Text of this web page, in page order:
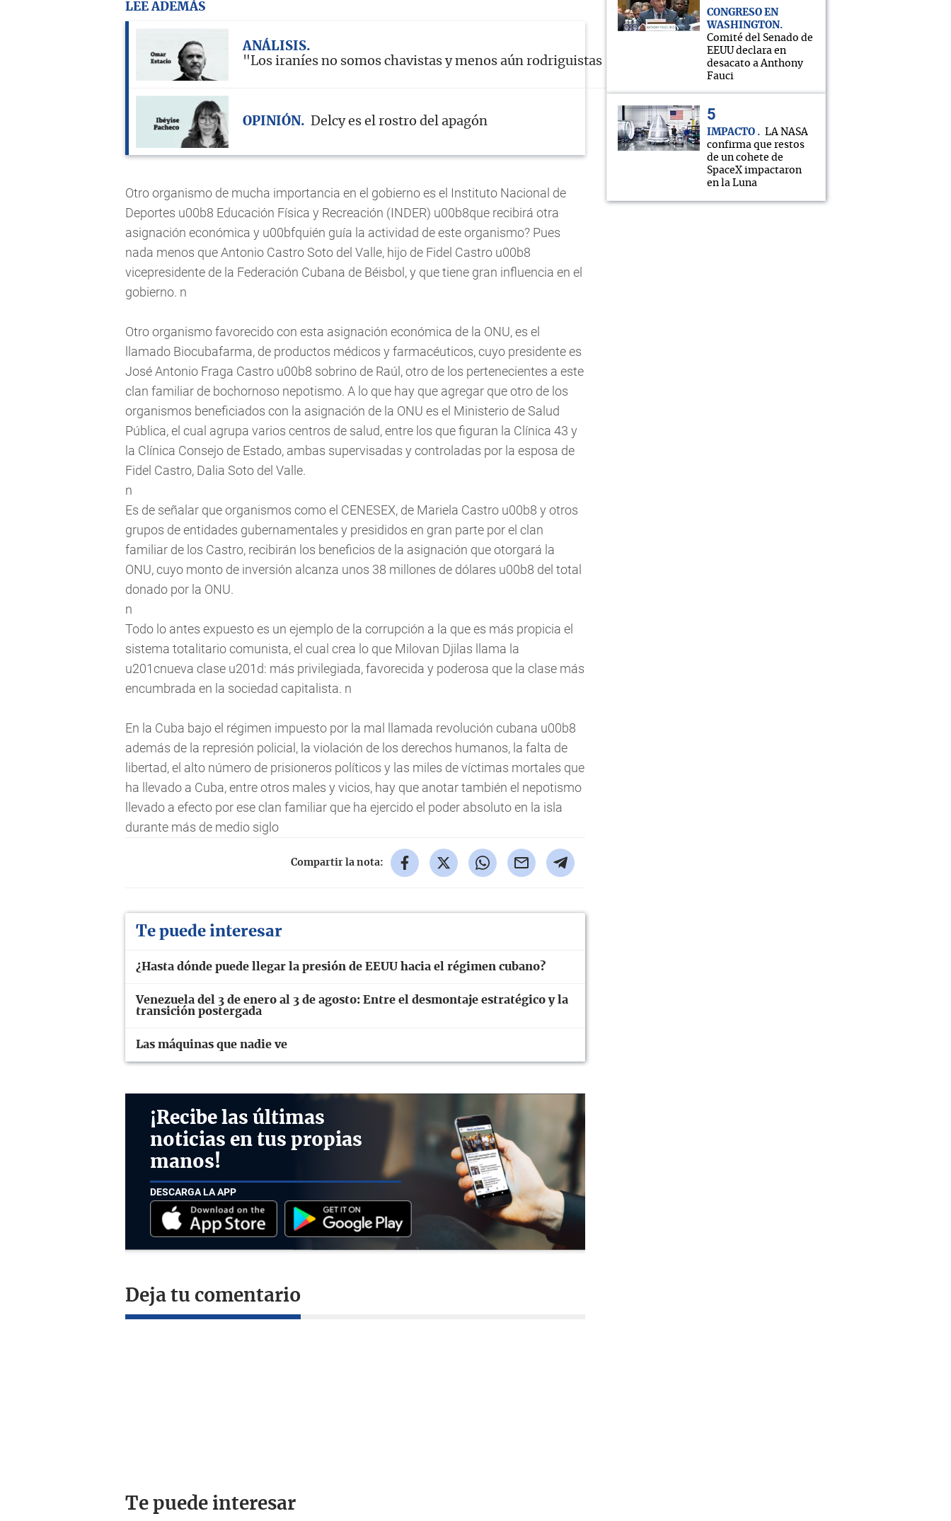
LEE ADEMÁS
ANÁLISIS
"Los iraníes no somos chavistas y menos aún rodriguistas ¡Que Alá nos proteja!"
OPINIÓN Delcy es el rostro del apagón
Otro organismo de mucha importancia en el gobierno es el Instituto Nacional de
Deportes u00b8 Educación Física y Recreación (INDER) u00b8que recibirá otra
asignación económica y u00bfquién guía la actividad de este organismo? Pues
nada menos que Antonio Castro Soto del Valle, hijo de Fidel Castro u00b8
vicepresidente de la Federación Cubana de Béisbol, y que tiene gran influencia en el
gobierno. n
Otro organismo favorecido con esta asignación económica de la ONU, es el
llamado Biocubafarma, de productos médicos y farmacéuticos, cuyo presidente es
José Antonio Fraga Castro u00b8 sobrino de Raúl, otro de los pertenecientes a este
clan familiar de bochornoso nepotismo. A lo que hay que agregar que otro de los
organismos beneficiados con la asignación de la ONU es el Ministerio de Salud
Pública, el cual agrupa varios centros de salud, entre los que figuran la Clínica 43 y
la Clínica Consejo de Estado, ambas supervisadas y controladas por la esposa de
Fidel Castro, Dalia Soto del Valle.
n
Es de señalar que organismos como el CENESEX, de Mariela Castro u00b8 y otros
grupos de entidades gubernamentales y presididos en gran parte por el clan
familiar de los Castro, recibirán los beneficios de la asignación que otorgará la
ONU, cuyo monto de inversión alcanza unos 38 millones de dólares u00b8 del total
donado por la ONU.
n
Todo lo antes expuesto es un ejemplo de la corrupción a la que es más propicia el
sistema totalitario comunista, el cual crea lo que Milovan Djilas llama la
u201cnueva clase u201d: más privilegiada, favorecida y poderosa que la clase más
encumbrada en la sociedad capitalista. n
En la Cuba bajo el régimen impuesto por la mal llamada revolución cubana u00b8
además de la represión policial, la violación de los derechos humanos, la falta de
libertad, el alto número de prisioneros políticos y las miles de víctimas mortales que
ha llevado a Cuba, entre otros males y vicios, hay que anotar también el nepotismo
llevado a efecto por ese clan familiar que ha ejercido el poder absoluto en la isla
durante más de medio siglo
Compartir la nota:
Te puede interesar
¿Hasta dónde puede llegar la presión de EEUU hacia el régimen cubano?
Venezuela del 3 de enero al 3 de agosto: Entre el desmontaje estratégico y la
transición postergada
Las máquinas que nadie ve
¡Recibe las últimas
noticias en tus propias
manos!
DESCARGA LA APP
Deja tu comentario
CONGRESO EN
WASHINGTON
Comité del Senado de
EEUU declara en
desacato a Anthony
Fauci
IMPACTO
LA NASA
confirma que restos
de un cohete de
SpaceX impactaron
en la Luna
Te puede interesar